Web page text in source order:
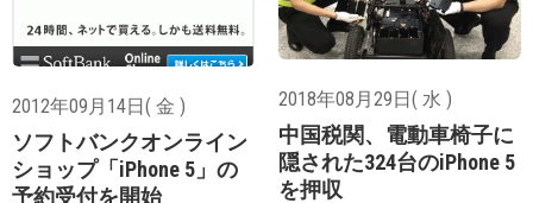
2012年09月14日( 金 )
ソフトバンクオンライン
ショップ「iPhone 5」の
予約受付を開始
2018年08月29日( 水 )
中国税関、電動車椅子に
隠された324台のiPhone 5
を押収